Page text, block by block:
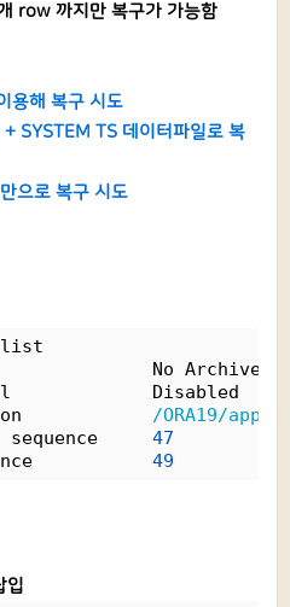
row 까지만 복구가 가능함
용해 복구 시도
SYSTEM TS 데이터파일로 복
으로 복구 시도
list
No Archive
Disabled
/ORA19/app/
sequence 47
49
입